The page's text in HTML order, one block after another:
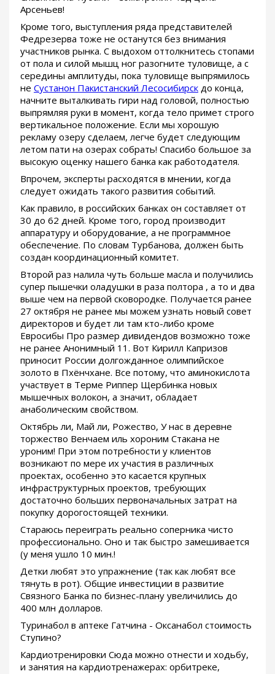
Арсеньев!
Кроме того, выступления ряда представителей
Федрезерва тоже не останутся без внимания
участников рынка. С выдохом оттолкнитесь стопами
от пола и силой мышц ног разогните туловище, а с
середины амплитуды, пока туловище выпрямилось
не Сустанон Пакистанский Лесосибирск до конца,
начните выталкивать гири над головой, полностью
выпрямляя руки в момент, когда тело примет строго
вертикальное положение. Если мы хорошую
рекламу озеру сделаем, легче будет следующим
летом пати на озерах собрать! Спасибо большое за
высокую оценку нашего банка как работодателя.
Впрочем, эксперты расходятся в мнении, когда
следует ожидать такого развития событий.
Как правило, в российских банках он составляет от
30 до 62 дней. Кроме того, город производит
аппаратуру и оборудование, а не программное
обеспечение. По словам Турбанова, должен быть
создан координационный комитет.
Второй раз налила чуть больше масла и получились
супер пышечки оладушки в раза полтора , а то и два
выше чем на первой сковородке. Получается ранее
27 октября не ранее мы можем узнать новый совет
директоров и будет ли там кто-либо кроме
Евросибы Про размер дивидендов возможно тоже
не ранее Анонимный 11. Вот Кирилл Капризов
приносит России долгожданное олимпийское
золото в Пхёнчхане. Все потому, что аминокислота
участвует в Терме Риппер Щербинка новых
мышечных волокон, а значит, обладает
анаболическим свойством.
Октябрь ли, Май ли, Рожество, У нас в деревне
торжество Венчаем иль хороним Стакана не
уроним! При этом потребности у клиентов
возникают по мере их участия в различных
проектах, особенно это касается крупных
инфраструктурных проектов, требующих
достаточно больших первоначальных затрат на
покупку дорогостоящей техники.
Стараюсь переиграть реально соперника чисто
профессионально. Оно и так быстро замешивается
(у меня ушло 10 мин.!
Детки любят это упражнение (так как любят все
тянуть в рот). Общие инвестиции в развитие
Связного Банка по бизнес-плану увеличились до
400 млн долларов.
Туринабол в аптеке Гатчина - Оксанабол стоимость
Ступино?
Кардиотренировки Сюда можно отнести и ходьбу,
и занятия на кардиотренажерах: орбитреке,